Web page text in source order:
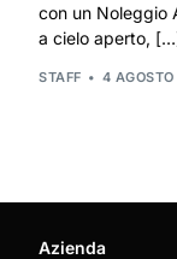
con un Noleggio
a cielo aperto,
STAFF 4
Azienda